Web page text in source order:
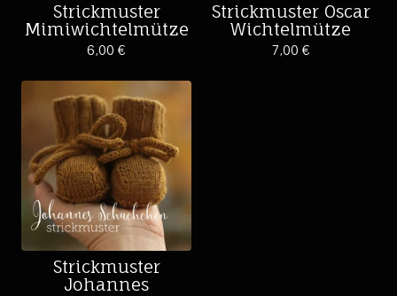
Strickmuster
Mimiwichtelmütze
6,00 €
Strickmuster Oscar
Wichtelmütze
7,00 €
Strickmuster
Johannes